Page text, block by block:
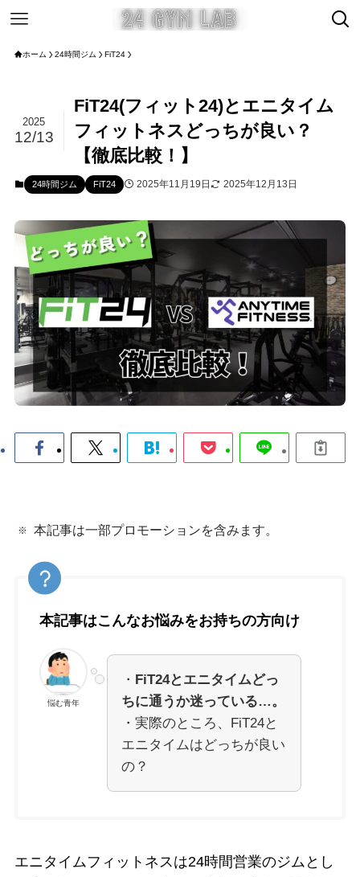
ホーム 24時間ジム FiT24
FiT24(フィット24)とエニタイム
フィットネスどっちが良い？
【徹底比較！】
2025
12/13
24時間ジム FiT24 2025年11月19日 2025年12月13日
本記事は一部プロモーションを含みます。
本記事はこんなお悩みをお持ちの方向け
悩む青年
・ FiT24とエニタイムどっ
ちに通うか迷っている…。
・実際のところ、FiT24と
エニタイムはどっちが良い
の？
エニタイムフィットネスは24時間営業のジムとし